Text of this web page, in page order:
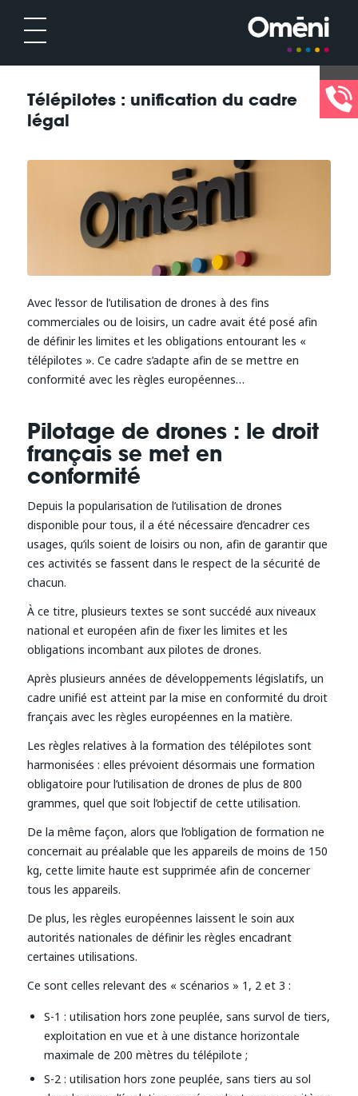
Télépilotes : unification du cadre
légal
Avec l’essor de l’utilisation de drones à des fins
commerciales ou de loisirs, un cadre avait été posé afin
de définir les limites et les obligations entourant les «
télépilotes ». Ce cadre s’adapte afin de se mettre en
conformité avec les règles européennes…
Pilotage de drones : le droit
français se met en
conformité
Depuis la popularisation de l’utilisation de drones
disponible pour tous, il a été nécessaire d’encadrer ces
usages, qu’ils soient de loisirs ou non, afin de garantir que
ces activités se fassent dans le respect de la sécurité de
chacun.
À ce titre, plusieurs textes se sont succédé aux niveaux
national et européen afin de fixer les limites et les
obligations incombant aux pilotes de drones.
Après plusieurs années de développements législatifs, un
cadre unifié est atteint par la mise en conformité du droit
français avec les règles européennes en la matière.
Les règles relatives à la formation des télépilotes sont
harmonisées : elles prévoient désormais une formation
obligatoire pour l’utilisation de drones de plus de 800
grammes, quel que soit l’objectif de cette utilisation.
De la même façon, alors que l’obligation de formation ne
concernait au préalable que les appareils de moins de 150
kg, cette limite haute est supprimée afin de concerner
tous les appareils.
De plus, les règles européennes laissent le soin aux
autorités nationales de définir les règles encadrant
certaines utilisations.
Ce sont celles relevant des « scénarios » 1, 2 et 3 :
S-1 : utilisation hors zone peuplée, sans survol de tiers,
exploitation en vue et à une distance horizontale
maximale de 200 mètres du télépilote ;
S-2 : utilisation hors zone peuplée, sans tiers au sol